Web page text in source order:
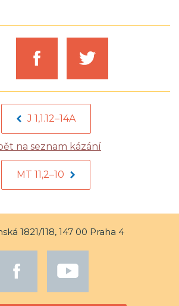
J 1,1.12–14A
na seznam kázání
MT 11,2–10
1821/118, 147 00 Praha 4